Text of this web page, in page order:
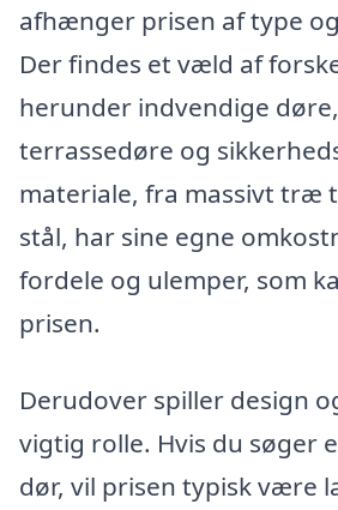
afhænger prisen af type
Der findes et væld af
herunder indvendige
terrassedøre og
materiale, fra massivt træ
stål, har sine egne
fordele og ulemper, som
prisen.
Derudover spiller design
vigtig rolle. Hvis du søger
dør, vil prisen typisk være